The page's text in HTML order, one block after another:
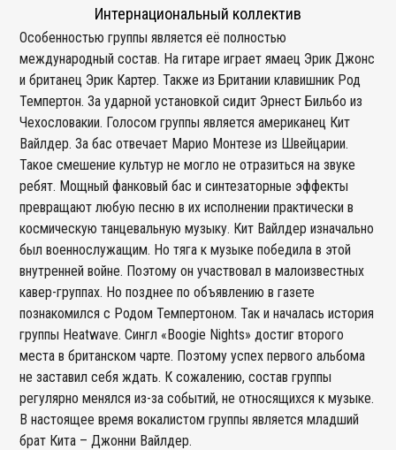
Интернациональный коллектив
Особенностью группы является её полностью
международный состав. На гитаре играет ямаец Эрик Джонс
и британец Эрик Картер. Также из Британии клавишник Род
Темпертон. За ударной установкой сидит Эрнест Бильбо из
Чехословакии. Голосом группы является американец Кит
Вайлдер. За бас отвечает Марио Монтезе из Швейцарии.
Такое смешение культур не могло не отразиться на звуке
ребят. Мощный фанковый бас и синтезаторные эффекты
превращают любую песню в их исполнении практически в
космическую танцевальную музыку. Кит Вайлдер изначально
был военнослужащим. Но тяга к музыке победила в этой
внутренней войне. Поэтому он участвовал в малоизвестных
кавер-группах. Но позднее по объявлению в газете
познакомился с Родом Темпертоном. Так и началась история
группы Heatwave. Сингл «Boogie Nights» достиг второго
места в британском чарте. Поэтому успех первого альбома
не заставил себя ждать. К сожалению, состав группы
регулярно менялся из-за событий, не относящихся к музыке.
В настоящее время вокалистом группы является младший
брат Кита – Джонни Вайлдер.